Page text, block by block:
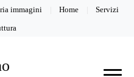
immagini Home Servizi